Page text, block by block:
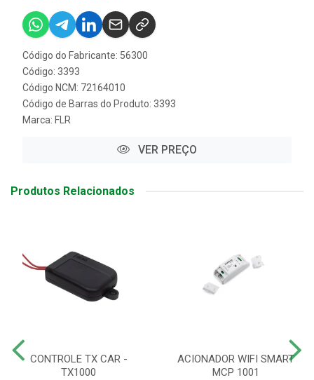
Código do Fabricante: 56300
Código: 3393
Código NCM: 72164010
Código de Barras do Produto: 3393
Marca: FLR
VER PREÇO
Produtos Relacionados
CONTROLE TX CAR -
TX1000
ACIONADOR WIFI SMART
MCP 1001